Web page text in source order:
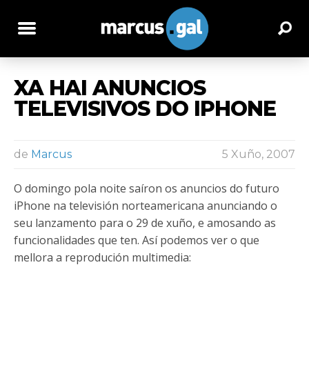
XA HAI ANUNCIOS
TELEVISIVOS DO IPHONE
de Marcus 5 Xuño, 2007
O domingo pola noite saíron os anuncios do futuro
iPhone na televisión norteamericana anunciando o
seu lanzamento para o 29 de xuño, e amosando as
funcionalidades que ten. Así podemos ver o que
mellora a reprodución multimedia: